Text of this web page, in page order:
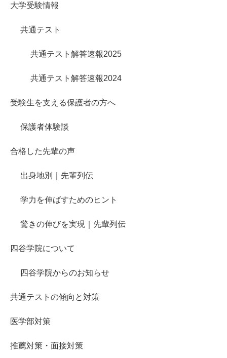
大学受験情報
共通テスト
共通テスト解答速報2025
共通テスト解答速報2024
受験生を支える保護者の方へ
保護者体験談
合格した先輩の声
出身地別｜先輩列伝
学力を伸ばすためのヒント
驚きの伸びを実現｜先輩列伝
四谷学院について
四谷学院からのお知らせ
共通テストの傾向と対策
医学部対策
推薦対策・面接対策